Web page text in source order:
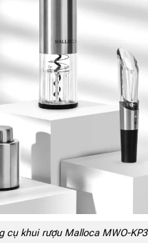
cụ khui rượu Malloca MWO-KP3